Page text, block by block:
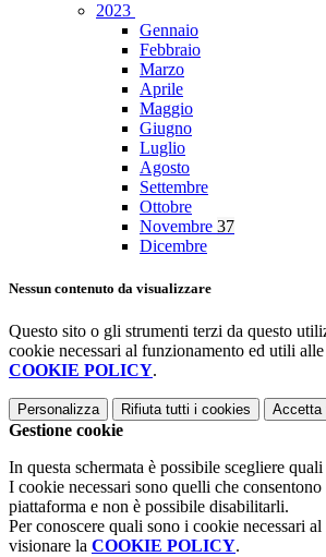
2023
Gennaio
Febbraio
Marzo
Aprile
Maggio
Giugno
Luglio
Agosto
Settembre
Ottobre
Novembre 37
Dicembre
Nessun contenuto da visualizzare
Questo sito o gli strumenti terzi da questo
cookie necessari al funzionamento ed utili
COOKIE POLICY.
Personalizza Rifiuta tutti i cookies Accetta
Gestione cookie
In questa schermata è possibile scegliere
I cookie necessari sono quelli che
piattaforma e non è possibile disabilitarli.
Per conoscere quali sono i cookie necessari
visionare la COOKIE POLICY.